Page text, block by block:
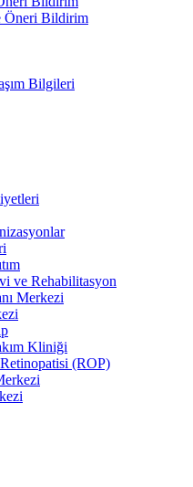
Öneri Bildirim
Bilgileri
ve Rehabilitasyon
Merkezi
Kliniği
(ROP)